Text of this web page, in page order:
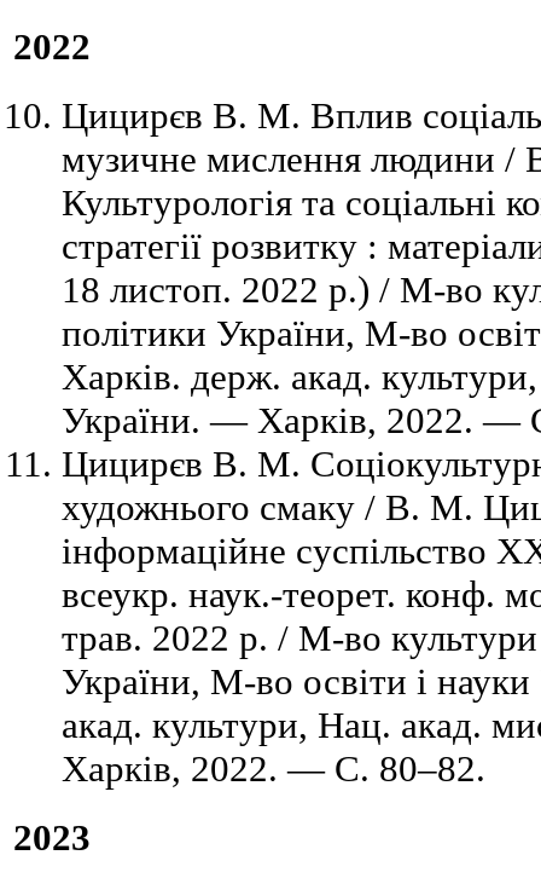
2022
Цицирєв В. М. Вплив
музичне мислення людини /
Культурологія та соціальні
стратегії розвитку :
18 листоп. 2022 р.) / М-во
політики України, М-во
Харків. держ. акад.
України. — Харків, 2022. —
Цицирєв В. М.
художнього смаку / В. М.
інформаційне суспільство
всеукр. наук.-теорет. конф.
трав. 2022 р. / М-во
України, М-во освіти і
акад. культури, Нац. акад.
Харків, 2022. — С. 80–82.
2023